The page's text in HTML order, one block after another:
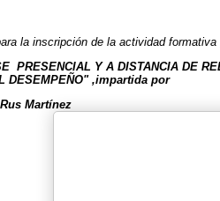
la inscripción de la actividad formativa
PRESENCIAL Y A DISTANCIA DE
DESEMPEÑO" ,impartida por
Martínez